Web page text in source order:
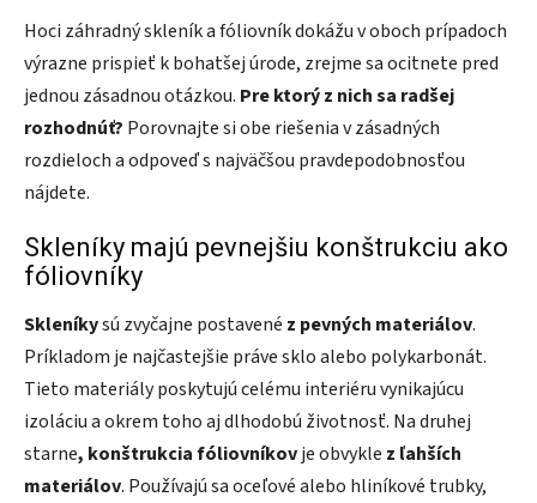
Hoci záhradný skleník a fóliovník dokážu v oboch prípadoch
výrazne prispieť k bohatšej úrode, zrejme sa ocitnete pred
jednou zásadnou otázkou. Pre ktorý z nich sa radšej
rozhodnúť? Porovnajte si obe riešenia v zásadných
rozdieloch a odpoveď s najväčšou pravdepodobnosťou
nájdete.
Skleníky majú pevnejšiu konštrukciu ako
fóliovníky
Skleníkysú zvyčajne postavené z pevných materiálov.
Príkladom je najčastejšie práve sklo alebo polykarbonát.
Tieto materiály poskytujú celému interiéru vynikajúcu
izoláciu a okrem toho aj dlhodobú životnosť. Na druhej
starne, konštrukcia fóliovníkovje obvykle z ľahších
materiálov. Používajú sa oceľové alebo hliníkové trubky,